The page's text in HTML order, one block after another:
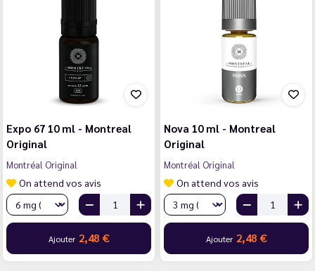
Expo 67 10 ml - Montreal
Original
Montréal Original
On attend vos avis
Ajouter 2,48 €
Nova 10 ml - Montreal
Original
Montréal Original
On attend vos avis
Ajouter 2,48 €